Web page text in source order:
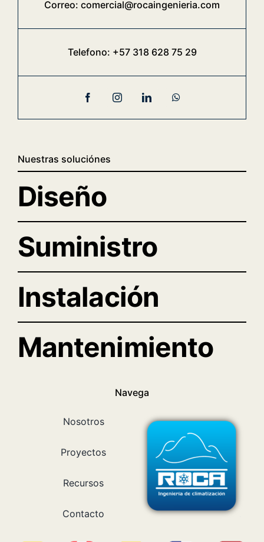
Correo: comercial@rocaingenieria.com
Telefono: +57 318 628 75 29
Nuestras soluciónes
Diseño
Suministro
Instalación
Mantenimiento
Navega
Nosotros
Proyectos
Recursos
Contacto